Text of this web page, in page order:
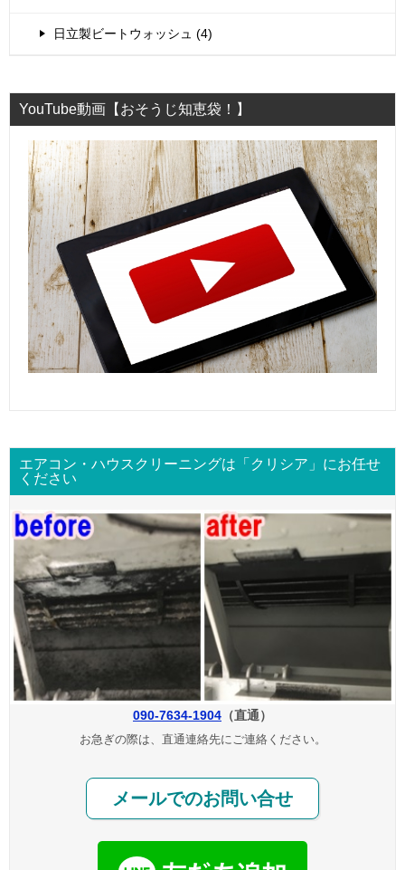
日立製ビートウォッシュ (4)
YouTube動画【おそうじ知恵袋！】
エアコン・ハウスクリーニングは「クリシア」にお任せ
ください
090-7634-1904 （直通）
お急ぎの際は、直通連絡先にご連絡ください。
メールでのお問い合せ